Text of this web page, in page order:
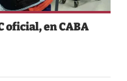
oficial, en CABA